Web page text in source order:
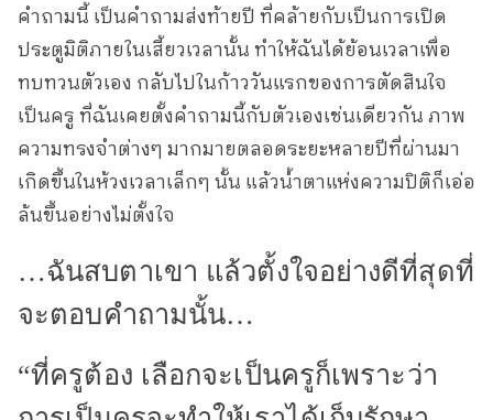
คำถามนี้ เป็นคำถามส่งท้ายปี ที่คล้ายกับเป็นการเปิด
ประตูมิติภายในเสี้ยวเวลานั้น ทำให้ฉันได้ย้อนเวลาเพื่อ
ทบทวนตัวเอง กลับไปในก้าววันแรกของการตัดสินใจ
เป็นครู ที่ฉันเคยตั้งคำถามนี้กับตัวเองเช่นเดียวกัน ภาพ
ความทรงจำต่างๆ มากมายตลอดระยะหลายปีที่ผ่านมา
เกิดขึ้นในห้วงเวลาเล็กๆ นั้น แล้วน้ำตาแห่งความปิติก็เอ่อ
ล้นขึ้นอย่างไม่ตั้งใจ
…ฉันสบตาเขา แล้วตั้งใจอย่างดีที่สุดที่
จะตอบคำถามนั้น…
“ที่ครูต้อง เลือกจะเป็นครูก็เพราะว่า